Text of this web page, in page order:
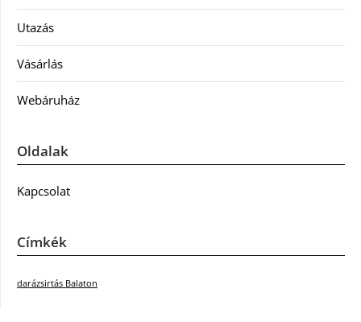
Utazás
Vásárlás
Webáruház
Oldalak
Kapcsolat
Címkék
darázsirtás Balaton